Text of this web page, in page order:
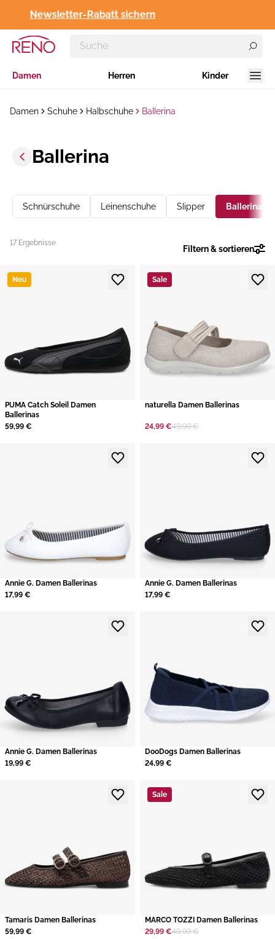
Newsletter-Rabatt sichern
Damen Herren Kinder
Damen Schuhe Halbschuhe Ballerina
Ballerina
Schnürschuhe Leinenschuhe Slipper Ballerina
Filtern & sortieren
17 Ergebnisse
Neu
PUMA Catch Soleil Damen
Ballerinas
59,99 €
Sale
naturella Damen Ballerinas
24,99 €49,99 €
Annie G. Damen Ballerinas
17,99 €
Annie G. Damen Ballerinas
17,99 €
Annie G. Damen Ballerinas
19,99 €
DooDogs Damen Ballerinas
24,99 €
Tamaris Damen Ballerinas
59,99 €
Sale
MARCO TOZZI Damen Ballerinas
29,99 €49,99 €